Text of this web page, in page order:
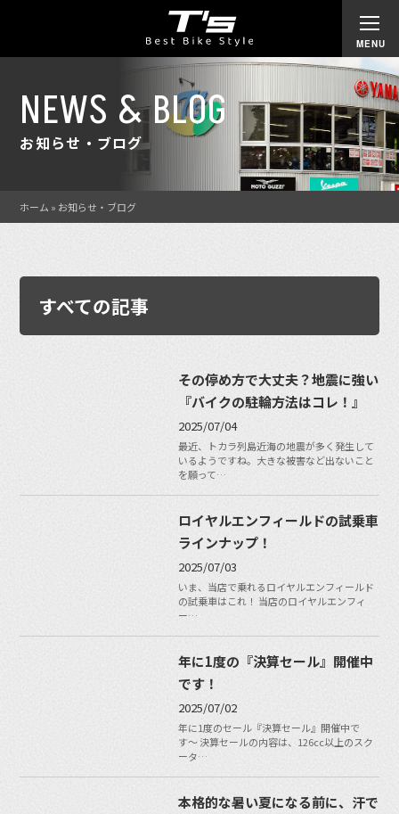
NEWS & BLOG
お知らせ・ブログ
ホーム » お知らせ・ブログ
すべての記事
その停め方で大丈夫？地震に強い
『バイクの駐輪方法はコレ！』
2025/07/04
最近、トカラ列島近海の地震が多く発生して
いるようですね。大きな被害など出ないこと
を願って…
ロイヤルエンフィールドの試乗車
ラインナップ！
2025/07/03
いま、当店で乗れるロイヤルエンフィールド
の試乗車はこれ！ 当店のロイヤルエンフィ
ー…
年に1度の『決算セール』開催中
です！
2025/07/02
年に1度のセール『決算セール』開催中で
す〜 決算セールの内容は、126cc以上のスク
ータ…
本格的な暑い夏になる前に、汗で